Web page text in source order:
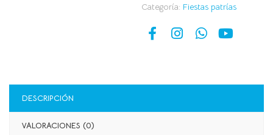
Categoría: Fiestas patrías
DESCRIPCIÓN
VALORACIONES (0)